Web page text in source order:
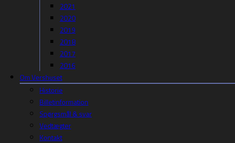
2021
2020
2019
2018
2017
2016
Om Vershuset
Historie
Billetinformation
Spørgsmål & svar
Vedtægter
Kontakt